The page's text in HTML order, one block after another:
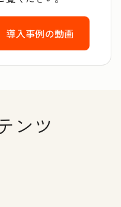
導入事例の動画
ンツ